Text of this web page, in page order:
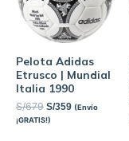
Pelota Adidas
Etrusco | Mundial
Italia 1990
S/679 S/359 (Envío
¡GRATIS!)